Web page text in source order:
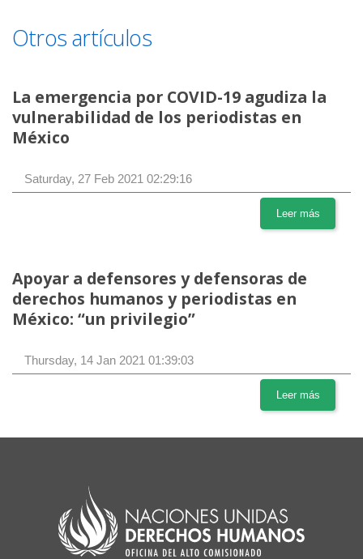
Otros artículos
La emergencia por COVID-19 agudiza la
vulnerabilidad de los periodistas en
México
Saturday, 27 Feb 2021 02:29:16
Leer más
Apoyar a defensores y defensoras de
derechos humanos y periodistas en
México: “un privilegio”
Thursday, 14 Jan 2021 01:39:03
Leer más